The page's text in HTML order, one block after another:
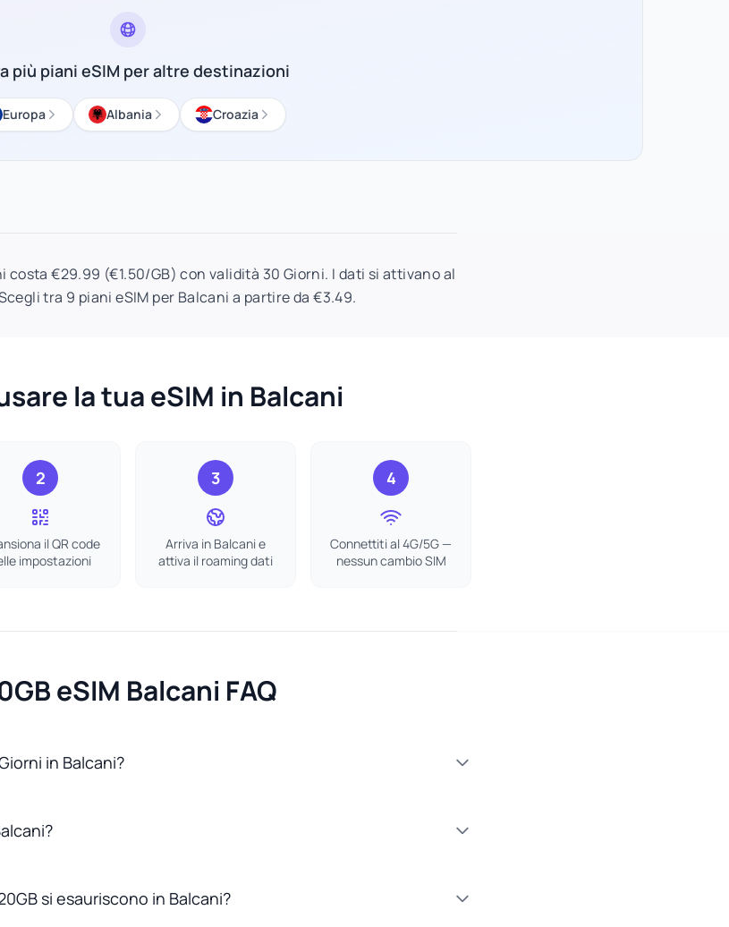
più piani eSIM per altre destinazioni
Europa Albania Croazia
costa €29.99 (€1.50/GB) con validità 30 Giorni. I dati si attivano al
tra 9 piani eSIM per Balcani a partire da €3.49.
la tua eSIM in Balcani
2
il QR code
impostazioni
3
Arriva in Balcani e
attiva il roaming dati
4
Connettiti al 4G/5G —
nessun cambio SIM
eSIM Balcani FAQ
in Balcani?
si esauriscono in Balcani?